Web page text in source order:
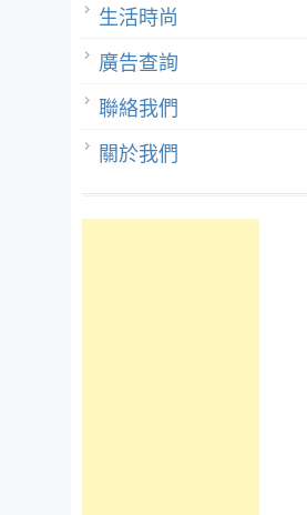
生活時尚
廣告查詢
聯絡我們
關於我們